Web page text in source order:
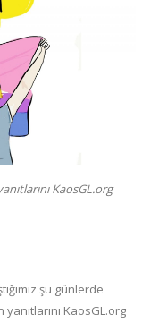
KaosGL.org
şu günlerde
KaosGL.org